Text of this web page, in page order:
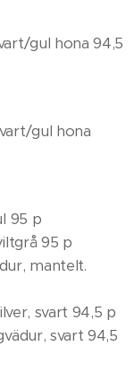
gul hona 94,5
gul hona
95 p
95 p
mantelt.
svart 94,5 p
svart 94,5